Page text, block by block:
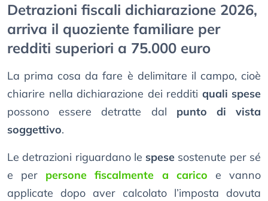
Detrazioni fiscali dichiarazione 2026,
arriva il quoziente familiare per
redditi superiori a 75.000 euro
La prima cosa da fare è delimitare il campo, cioè
chiarire nella dichiarazione dei redditi quali spese
possono essere detratte dal punto di vista
soggettivo.
Le detrazioni riguardano le spese sostenute per sé
e per persone fiscalmente a carico e vanno
applicate dopo aver calcolato l’imposta dovuta